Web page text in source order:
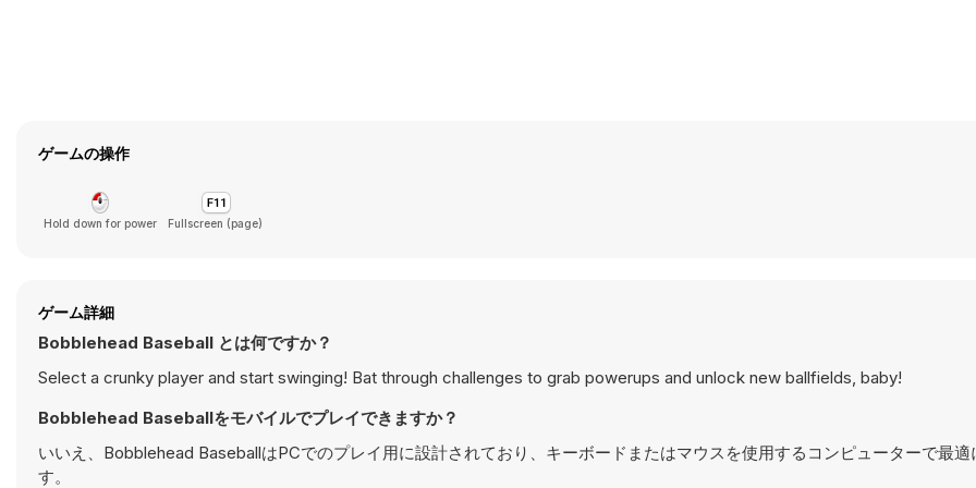
ゲームの操作
Hold down for power Fullscreen (page)
ゲーム詳細
Bobblehead Baseball とは何ですか？
Select a crunky player and start swinging! Bat through challenges to grab powerups and unlock new ballfields, baby!
Bobblehead Baseballをモバイルでプレイできますか？
いいえ、Bobblehead BaseballはPCでのプレイ用に設計されており、キーボードまたはマウスを使用するコンピューターで最適
す。